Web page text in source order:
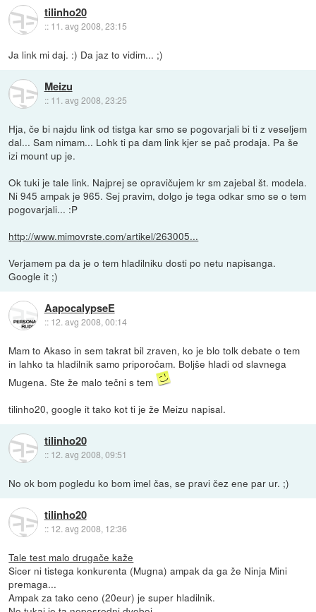
tilinho20
:: 11. avg 2008, 23:15
Ja link mi daj. :) Da jaz to vidim... ;)
Meizu
:: 11. avg 2008, 23:25
Hja, če bi najdu link od tistga kar smo se pogovarjali bi ti z veseljem
dal... Sam nimam... Lohk ti pa dam link kjer se pač prodaja. Pa še
izi mount up je.
Ok tuki je tale link. Najprej se opravičujem kr sm zajebal št. modela.
Ni 945 ampak je 965. Sej pravim, dolgo je tega odkar smo se o tem
pogovarjali... :P
http://www.mimovrste.com/artikel/263005...
Verjamem pa da je o tem hladilniku dosti po netu napisanga.
Google it ;)
AapocalypseE
:: 12. avg 2008, 00:14
Mam to Akaso in sem takrat bil zraven, ko je blo tolk debate o tem
in lahko ta hladilnik samo priporočam. Boljše hladi od slavnega
Mugena. Ste že malo tečni s tem
tilinho20, google it tako kot ti je že Meizu napisal.
tilinho20
:: 12. avg 2008, 09:51
No ok bom pogledu ko bom imel čas, se pravi čez ene par ur. ;)
tilinho20
:: 12. avg 2008, 12:36
Tale test malo drugače kaže
Sicer ni tistega konkurenta (Mugna) ampak da ga že Ninja Mini
premaga...
Ampak za tako ceno (20eur) je super hladilnik.